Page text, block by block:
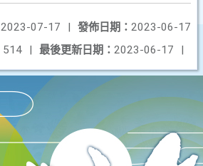
發佈日期： 2023-06-17
2023-07-17
|
最後更新日期： 2023-06-17 |
514 |